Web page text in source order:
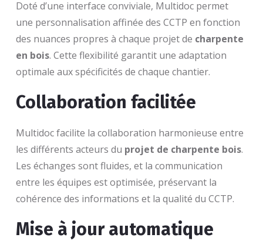
Doté d’une interface conviviale, Multidoc permet
une personnalisation affinée des CCTP en fonction
des nuances propres à chaque projet de charpente
en bois. Cette flexibilité garantit une adaptation
optimale aux spécificités de chaque chantier.
Collaboration facilitée
Multidoc facilite la collaboration harmonieuse entre
les différents acteurs du projet de charpente bois.
Les échanges sont fluides, et la communication
entre les équipes est optimisée, préservant la
cohérence des informations et la qualité du CCTP.
Mise à jour automatique